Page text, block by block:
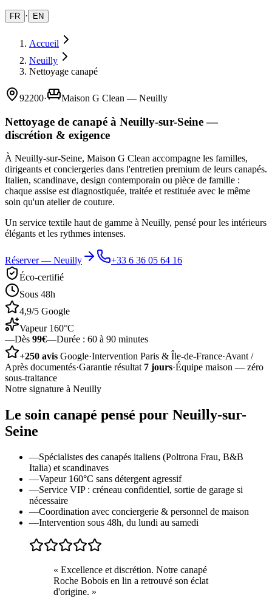
FR · EN
Accueil
Neuilly
Nettoyage canapé
92200· Maison G Clean — Neuilly
Nettoyage de canapé à Neuilly-sur-Seine —
discrétion & exigence
À Neuilly-sur-Seine, Maison G Clean accompagne les familles,
dirigeants et conciergeries dans l'entretien premium de leurs canapés.
Italien, scandinave, design contemporain ou pièce de famille :
chaque assise est diagnostiquée, traitée et restituée avec le même
soin qu'un atelier de couture.
Un service textile haut de gamme à Neuilly, pensé pour les intérieurs
élégants et les rythmes intenses.
Réserver — Neuilly
+33 6 36 05 64 16
Éco-certifié
Sous 48h
4,9/5 Google
Vapeur 160°C
—Dès 99€—Durée : 60 à 90 minutes
+250 avis Google·Intervention Paris & Île-de-France·Avant /
Après documentés·Garantie résultat 7 jours·Équipe maison — zéro
sous-traitance
Notre signature à Neuilly
Le soin canapé pensé pour Neuilly-sur-
Seine
—Spécialistes des canapés italiens (Poltrona Frau, B&B
Italia) et scandinaves
—Vapeur 160°C sans détergent agressif
—Service VIP : créneau confidentiel, sortie de garage si
nécessaire
—Coordination avec conciergerie & personnel de maison
—Intervention sous 48h, du lundi au samedi
« Excellence et discrétion. Notre canapé
Roche Bobois en lin a retrouvé son éclat
d'origine. »